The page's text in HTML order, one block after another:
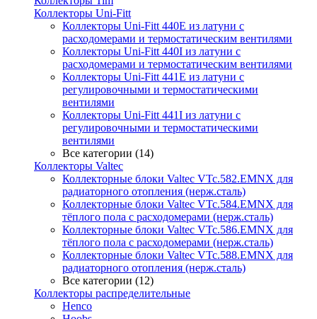
Коллекторы Uni-Fitt
Коллекторы Uni-Fitt 440E из латуни с
расходомерами и термостатическим вентилями
Коллекторы Uni-Fitt 440I из латуни с
расходомерами и термостатическим вентилями
Коллекторы Uni-Fitt 441E из латуни с
регулировочными и термостатическими
вентилями
Коллекторы Uni-Fitt 441I из латуни с
регулировочными и термостатическими
вентилями
Все категории (14)
Коллекторы Valtec
Коллекторные блоки Valtec VTc.582.EMNX для
радиаторного отопления (нерж.сталь)
Коллекторные блоки Valtec VTc.584.EMNX для
тёплого пола с расходомерами (нерж.сталь)
Коллекторные блоки Valtec VTc.586.EMNX для
тёплого пола с расходомерами (нерж.сталь)
Коллекторные блоки Valtec VTc.588.EMNX для
радиаторного отопления (нерж.сталь)
Все категории (12)
Коллекторы распределительные
Henco